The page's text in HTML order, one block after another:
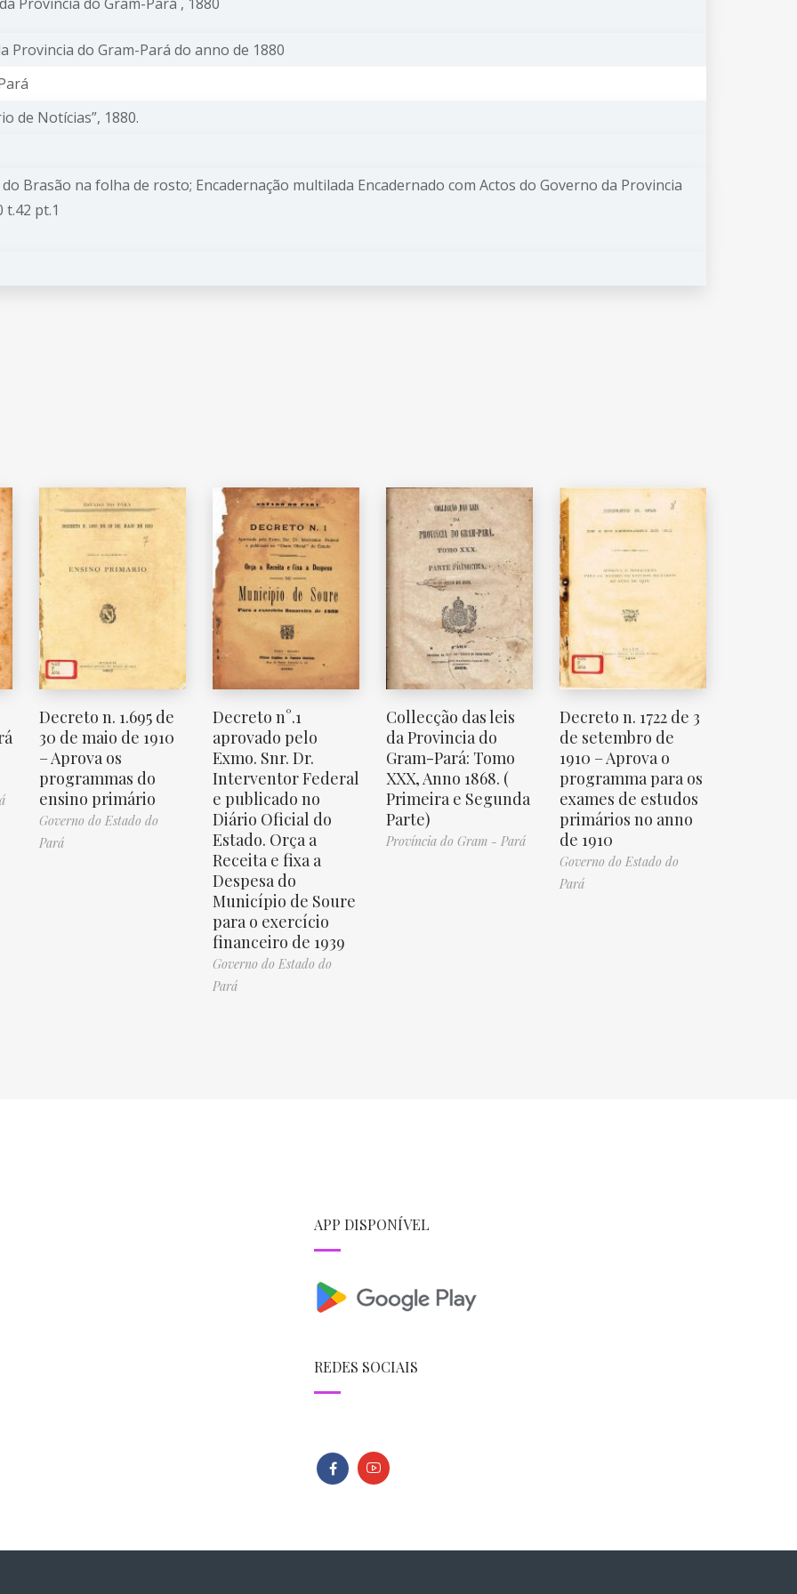
Provincia do Gram-Pará do anno de 1880
de Notícias”, 1880.
Brasão na folha de rosto; Encadernação multilada Encadernado com Actos do Governo da Provincia
t.42 pt.1
Decreto n. 1.695 de
30 de maio de 1910
– Aprova os
programmas do
ensino primário
Governo do Estado do
Pará
Decreto n°.1
aprovado pelo
Exmo. Snr. Dr.
Interventor Federal
e publicado no
Diário Oficial do
Estado. Orça a
Receita e fixa a
Despesa do
Município de Soure
para o exercício
financeiro de 1939
Governo do Estado do
Pará
Collecção das leis
da Provincia do
Gram-Pará: Tomo
XXX, Anno 1868. (
Primeira e Segunda
Parte)
Província do Gram - Pará
Decreto n. 1722 de 3
de setembro de
1910 – Aprova o
programma para os
exames de estudos
primários no anno
de 1910
Governo do Estado do
Pará
APP DISPONÍVEL
REDES SOCIAIS